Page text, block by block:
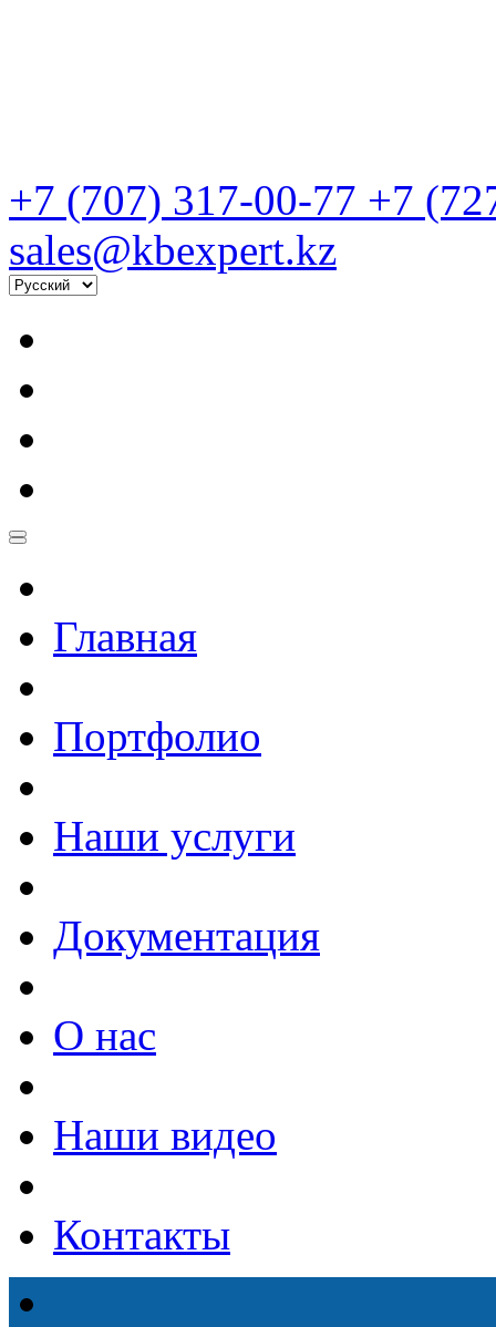
+7 (707) 317-00-77 +7
sales@kbexpert.kz
Главная
Портфолио
Наши услуги
Документация
О нас
Наши видео
Контакты